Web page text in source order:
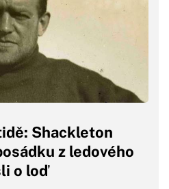
Shackleton
z ledového
o loď